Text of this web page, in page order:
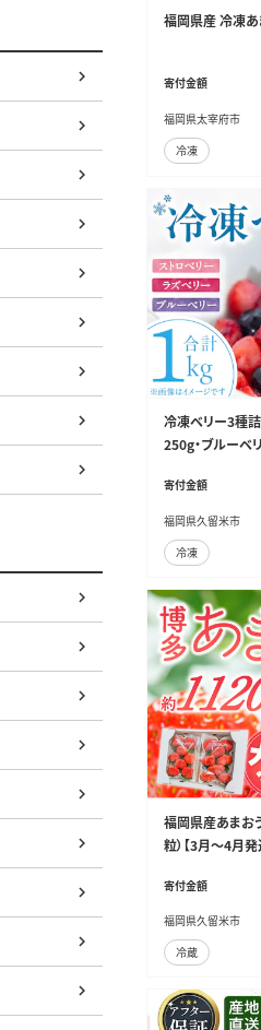
福岡県産 冷凍
寄付金額
福岡県太宰府市
冷凍
冷凍ベリー3種詰
250g・ブルーベ
寄付金額
福岡県久留米市
冷凍
福岡県産あまお
粒）【3月～4月
寄付金額
福岡県久留米市
冷蔵